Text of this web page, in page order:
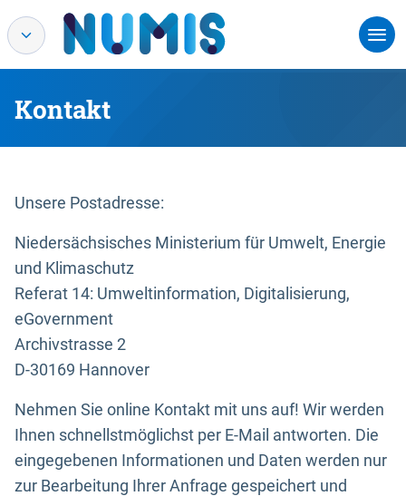
Kontakt
Unsere Postadresse:
Niedersächsisches Ministerium für Umwelt, Energie
und Klimaschutz
Referat 14: Umweltinformation, Digitalisierung,
eGovernment
Archivstrasse 2
D-30169 Hannover
Nehmen Sie online Kontakt mit uns auf! Wir werden
Ihnen schnellstmöglichst per E-Mail antworten. Die
eingegebenen Informationen und Daten werden nur
zur Bearbeitung Ihrer Anfrage gespeichert und